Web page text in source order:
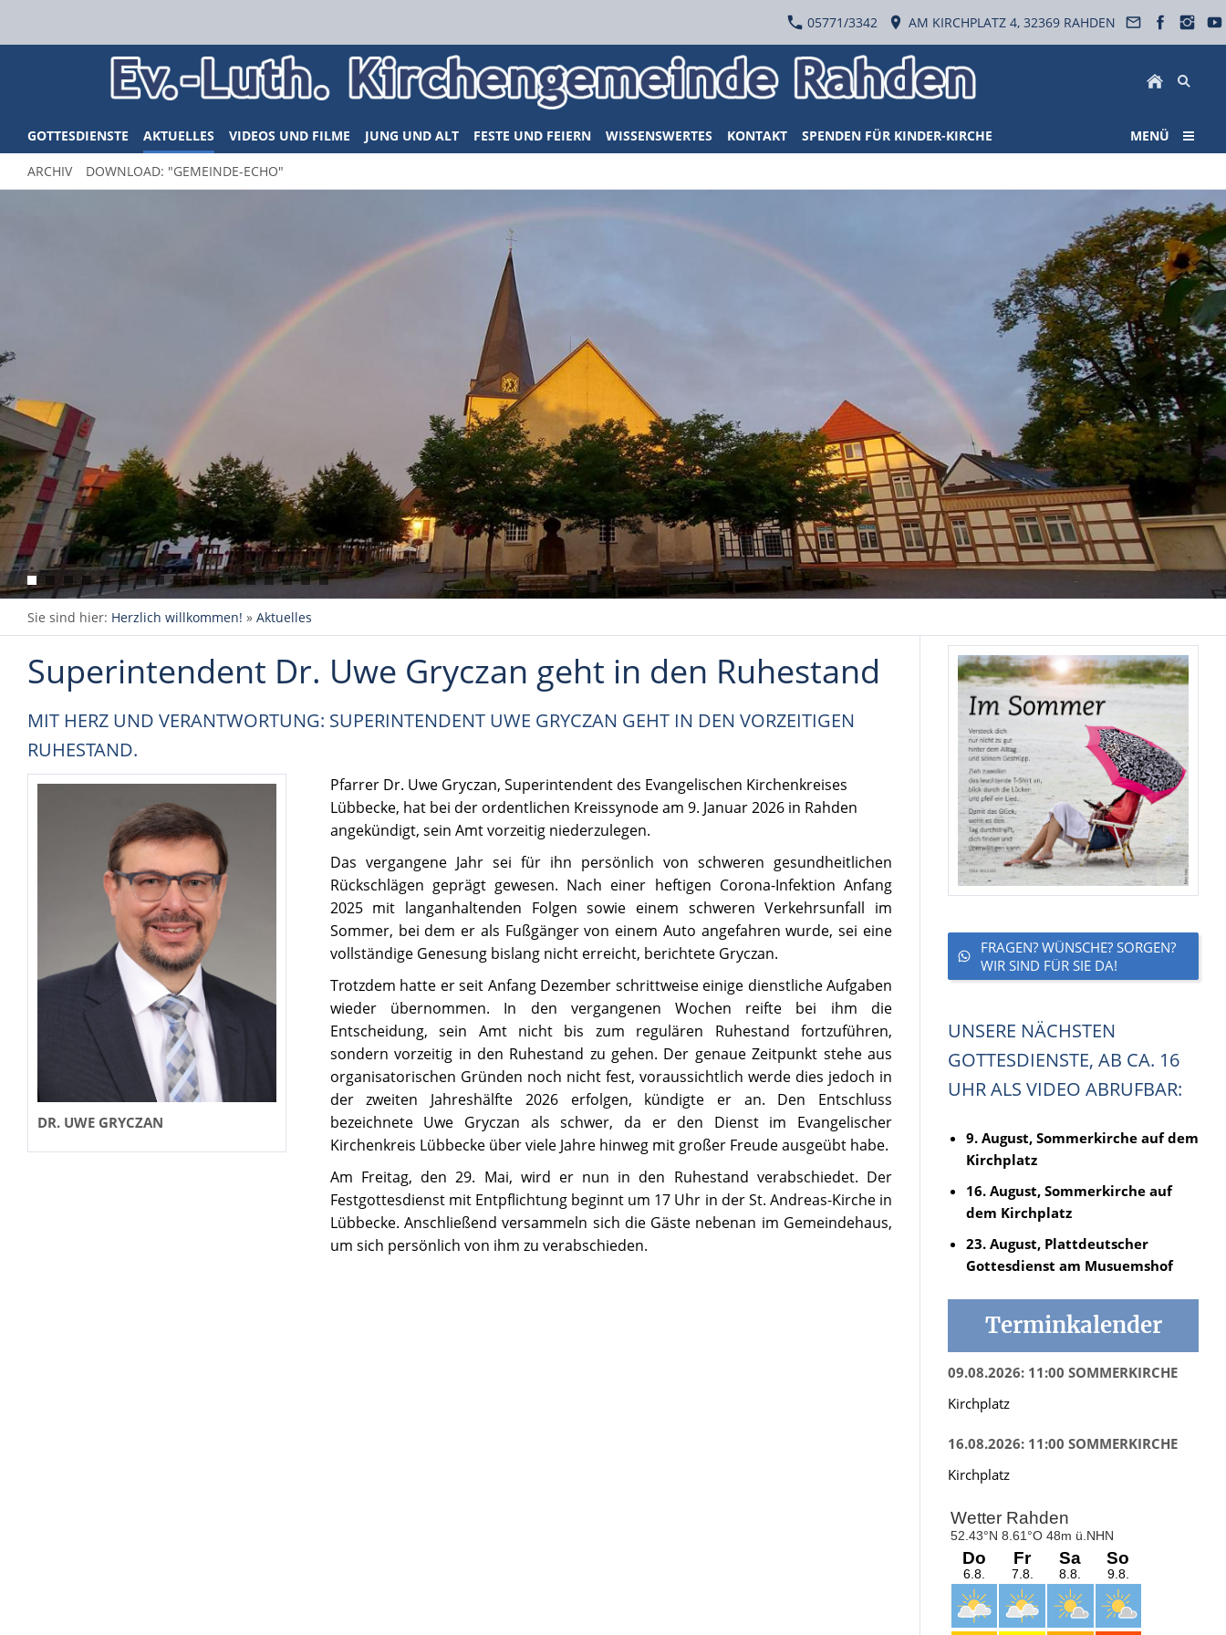
05771/3342 AM KIRCHPLATZ 4, 32369 RAHDEN
GOTTESDIENSTE AKTUELLES VIDEOS UND FILME JUNG UND ALT FESTE UND FEIERN WISSENSWERTES KONTAKT SPENDEN FÜR KINDER-KIRCHE MENÜ
ARCHIV DOWNLOAD: "GEMEINDE-ECHO"
Sie sind hier: Herzlich willkommen! » Aktuelles
Superintendent Dr. Uwe Gryczan geht in den Ruhestand
MIT HERZ UND VERANTWORTUNG: SUPERINTENDENT UWE GRYCZAN GEHT IN DEN VORZEITIGEN
RUHESTAND.
DR. UWE GRYCZAN
Pfarrer Dr. Uwe Gryczan, Superintendent des Evangelischen Kirchenkreises
Lübbecke, hat bei der ordentlichen Kreissynode am 9. Januar 2026 in Rahden
angekündigt, sein Amt vorzeitig niederzulegen.
Das vergangene Jahr sei für ihn persönlich von schweren gesundheitlichen
Rückschlägen geprägt gewesen. Nach einer heftigen Corona-Infektion Anfang
2025 mit langanhaltenden Folgen sowie einem schweren Verkehrsunfall im
Sommer, bei dem er als Fußgänger von einem Auto angefahren wurde, sei eine
vollständige Genesung bislang nicht erreicht, berichtete Gryczan.
Trotzdem hatte er seit Anfang Dezember schrittweise einige dienstliche Aufgaben
wieder übernommen. In den vergangenen Wochen reifte bei ihm die
Entscheidung, sein Amt nicht bis zum regulären Ruhestand fortzuführen,
sondern vorzeitig in den Ruhestand zu gehen. Der genaue Zeitpunkt stehe aus
organisatorischen Gründen noch nicht fest, voraussichtlich werde dies jedoch in
der zweiten Jahreshälfte 2026 erfolgen, kündigte er an. Den Entschluss
bezeichnete Uwe Gryczan als schwer, da er den Dienst im Evangelischer
Kirchenkreis Lübbecke über viele Jahre hinweg mit großer Freude ausgeübt habe.
Am Freitag, den 29. Mai, wird er nun in den Ruhestand verabschiedet. Der
Festgottesdienst mit Entpflichtung beginnt um 17 Uhr in der St. Andreas-Kirche in
Lübbecke. Anschließend versammeln sich die Gäste nebenan im Gemeindehaus,
um sich persönlich von ihm zu verabschieden.
FRAGEN? WÜNSCHE? SORGEN?
WIR SIND FÜR SIE DA!
UNSERE NÄCHSTEN
GOTTESDIENSTE, AB CA. 16
UHR ALS VIDEO ABRUFBAR:
9. August, Sommerkirche auf dem
Kirchplatz
16. August, Sommerkirche auf
dem Kirchplatz
23. August, Plattdeutscher
Gottesdienst am Musuemshof
Terminkalender
09.08.2026: 11:00 SOMMERKIRCHE
Kirchplatz
16.08.2026: 11:00 SOMMERKIRCHE
Kirchplatz